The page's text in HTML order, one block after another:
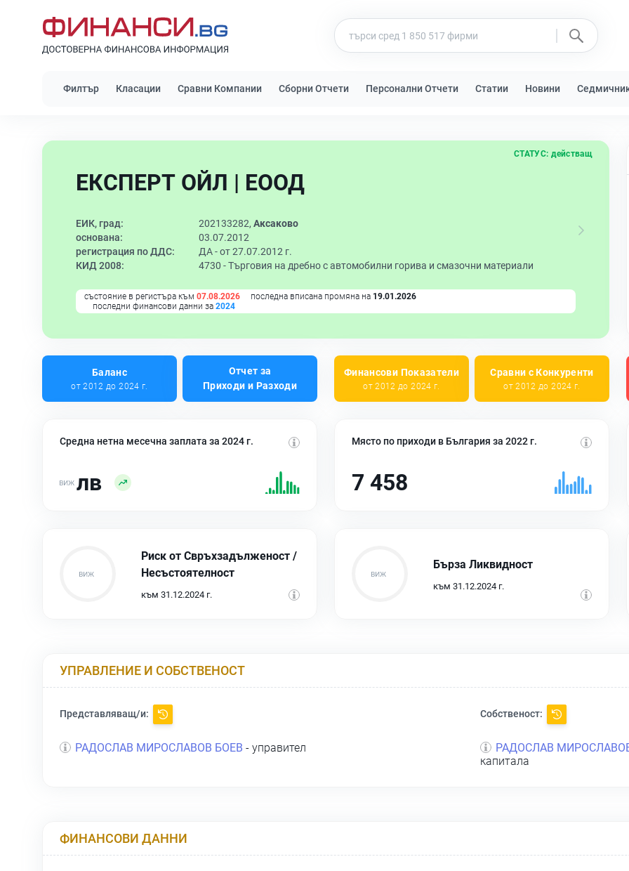
Филтър Класации Сравни Компании Сборни Отчети Персонални Отчети Статии Новини
ЕКСПЕРТ ОЙЛ | ЕООД
СТАТУС: действащ
ЕИК, град: 202133282, Аксаково
основана:
03.07.2012
регистрация по ДДС:
ДА - от 27.07.2012 г.
КИД 2008:
4730 -Търговия на дребно с автомобилни горива и смазочни материали
състояние в регистъра към 07.08.2026 последна вписана промяна на 19.01.2026
последни финансови данни за 2024
Баланс
от 2012 до 2024 г.
Отчет за
Приходи и Разходи
Финансови Показатели
от 2012 до 2024 г.
Сравни с Конкуренти
от 2012 до 2024 г.
Средна нетна месечна заплата за 2024 г.
лв
Място по приходи в България за 2022 г.
7 458
Риск от Свръхзадълженост /
Несъстоятелност
към 31.12.2024 г.
Бърза Ликвидност
към 31.12.2024 г.
УПРАВЛЕНИЕ И СОБСТВЕНОСТ
Представляващ/и:
РАДОСЛАВ МИРОСЛАВОВ БОЕВ - управител
Собственост:
РАДОСЛАВ
капитала
ФИНАНСОВИ ДАННИ